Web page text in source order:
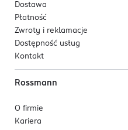
Dostawa
Płatność
Zwroty i reklamacje
Dostępność usług
Kontakt
Rossmann
O firmie
Kariera